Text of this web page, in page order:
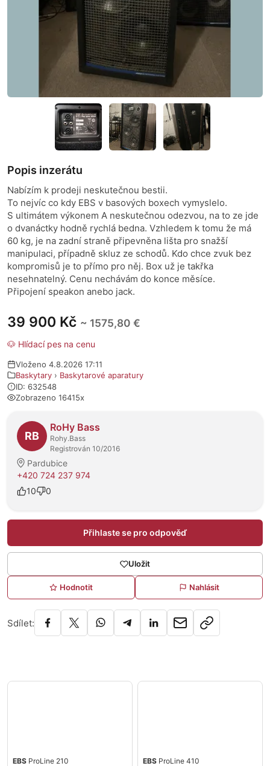
39 900 Kč ~ 1575,80 €
🐶 Hlídací pes na cenu
Vloženo 4.8.2026 17:11
Baskytary › Baskytarové aparatury
ID: 632548
Zobrazeno 16415x
O prodejci
RB
RoHy Bass
Rohy.Bass
Registrován 10/2016
Pardubice
+420 724 237 974
10
0
Přihlaste se pro odpověď
Uložit
Hodnotit Nahlásit
Sdílet:
Popis inzerátu
Nabízím k prodeji neskutečnou bestii.
To nejvíc co kdy EBS v basových boxech vymyslelo.
S ultimátem výkonem A neskutečnou odezvou, na to ze jde
o dvanáctky hodně rychlá bedna. Vzhledem k tomu že má
60 kg, je na zadní straně připevněna lišta pro snažší
manipulaci, případně skluz ze schodů. Kdo chce zvuk bez
kompromisů je to přímo pro něj. Box už je takřka
nesehnatelný. Cenu nechávám do konce měsíce.
Připojení speakon anebo jack.
EBS ProLine 210 EBS ProLine 410